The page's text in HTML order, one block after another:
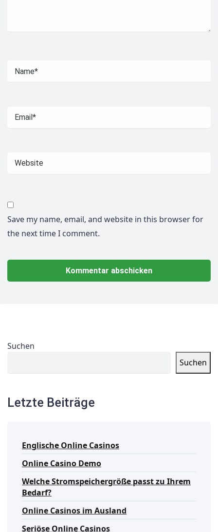
Save my name, email, and website in this browser for
the next time I comment.
Suchen
Suchen
Letzte Beiträge
Englische Online Casinos
Online Casino Demo
Welche Stromspeichergröße passt zu Ihrem
Bedarf?
Online Casinos im Ausland
Seriöse Online Casinos